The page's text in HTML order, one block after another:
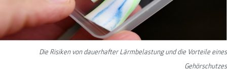
Die Risiken von dauerhafter Lärmbelastung und die Vorteile eines
Gehörschutzes